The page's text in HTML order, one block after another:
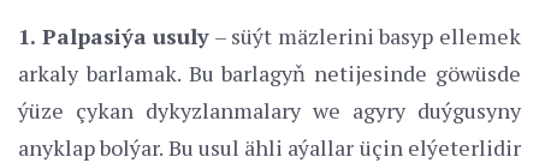
1. Palpasiýa usuly – süýt mäzlerini basyp ellemek
arkaly barlamak. Bu barlagyň netijesinde göwüsde
ýüze çykan dykyzlanmalary we agyry duýgusyny
anyklap bolýar. Bu usul ähli aýallar üçin elýeterlidir